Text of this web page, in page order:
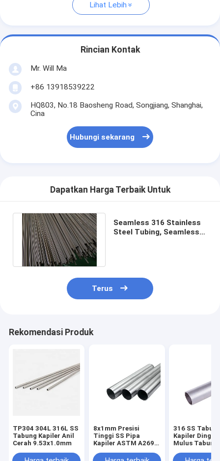
Lihat Lebih
Rincian Kontak
Mr. Will Ma
+86 13918539222
HQ803, No.18 Baosheng Road, Songjiang, Shanghai,
Cina
Hubungi sekarang
Dapatkan Harga Terbaik Untuk
Seamless 316 Stainless
Steel Tubing, Seamless
Terus
Rekomendasi Produk
TP304 304L 316L SS
Tabung Kapiler Anil
Cerah 9.53x1.0mm
8x1mm Presisi
Tinggi SS Pipa
Kapiler ASTM A269
Stainless Steel
316 SS
Kapiler Dingin
Mulus Tabung
Terang Anil